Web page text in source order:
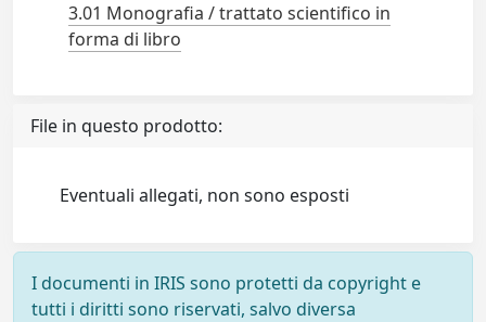
3.01 Monografia / trattato scientifico in
forma di libro
File in questo prodotto:
Eventuali allegati, non sono esposti
I documenti in IRIS sono protetti da copyright e
tutti i diritti sono riservati, salvo diversa